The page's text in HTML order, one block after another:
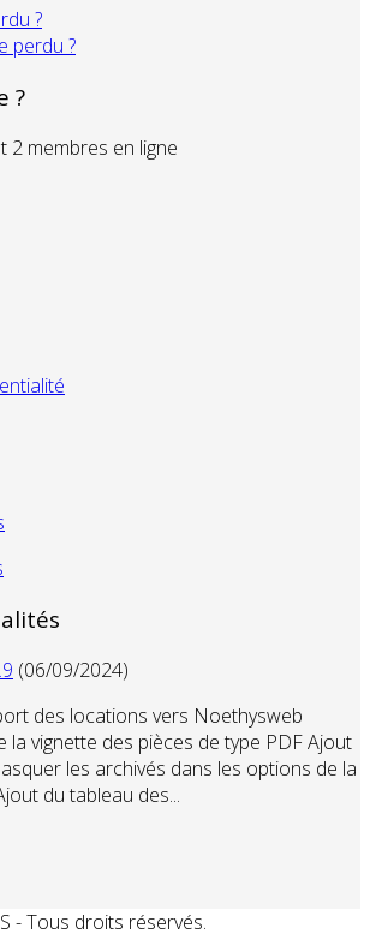
?
perdu ?
?
2 membres en ligne
(06/09/2024)
des locations vers Noethysweb
la vignette des pièces de type PDF Ajout
les archivés dans les options de la
du tableau des...
- Tous droits réservés.